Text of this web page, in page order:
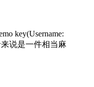
key(Username:
说是一件相当麻